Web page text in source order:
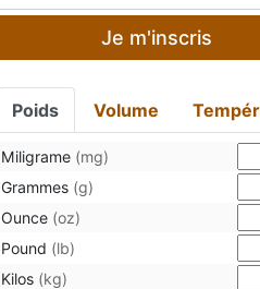
Je m'inscris
Poids Volume
Miligrame (mg)
Grammes (g)
Ounce (oz)
Pound (lb)
Kilos (kg)